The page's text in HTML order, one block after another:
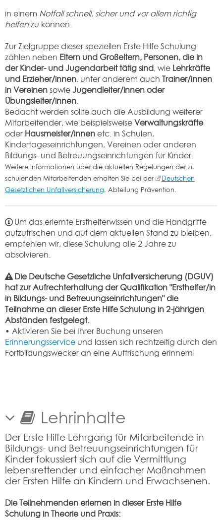
in einem Notfall schnell, sicher und vor allem richtig
helfenzu können.
Zur Zielgruppe dieser speziellen Erste Hilfe Schulung
zählen neben Eltern und Großeltern, Personen, die in
der Kinder- und Jugendarbeit tätig sind, wie Lehrkräfte
und Erzieher/innen, unter anderem auch Trainer/innen
in VereinensowieJugendleiter/innen oder
Übungsleiter/innen.
Bedacht werden sollte auch die Ausbildung weiterer
Mitarbeitender, wie beispielsweiseVerwaltungskräfte
oder Hausmeister/innenetc. in Schulen,
Kindertageseinrichtungen, Vereinen oder anderen
Bildungs- und Betreuungseinrichtungen für Kinder.
Weitere Informationen über die aktuellen Regelungen der zu
schulenden Mitarbeitenden erhalten Sie bei der
Deutschen
Gesetzlichen Unfallversicherung, Abteilung Prävention.
Um das erlernte Ersthelferwissen und die Handgriffe
aufzufrischen und auf dem aktuellen Stand zu bleiben,
empfehlen wir, diese Schulung alle 2 Jahre zu
absolvieren.
Die Deutsche Gesetzliche Unfallversicherung (DGUV)
hat zur Aufrechterhaltung der Qualifikation "Ersthelfer/in
in Bildungs- und Betreuungseinrichtungen" die
Teilnahme an dieser Erste Hilfe Schulung in 2-jährigen
Abständen festgelegt.
• Aktivieren Sie bei Ihrer Buchung unseren
Erinnerungsservice und lassen sich rechtzeitig durch den
Fortbildungswecker an eine Auffrischung erinnern!
Lehrinhalte
Der Erste Hilfe Lehrgang für Mitarbeitende in
Bildungs- und Betreuungseinrichtungen für
Kinder fokussiert sich auf die Vermittlung
lebensrettender und einfacher Maßnahmen
der Ersten Hilfe an Kindern und Erwachsenen.
Die Teilnehmenden erlernen in dieser Erste Hilfe
Schulung in Theorie und Praxis: